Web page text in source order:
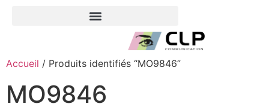
Accueil / Produits identifiés “MO9846”
MO9846